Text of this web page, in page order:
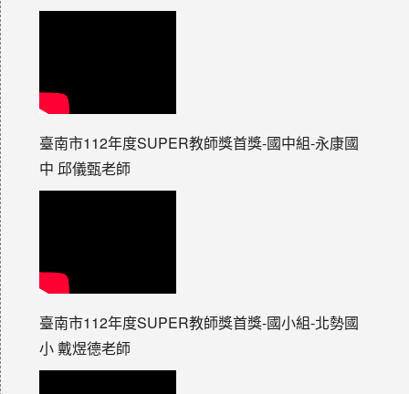
臺南市112年度SUPER教師獎首獎-國中組-永康國
中 邱儀甄老師
臺南市112年度SUPER教師獎首獎-國小組-北勢國
小 戴煜德老師